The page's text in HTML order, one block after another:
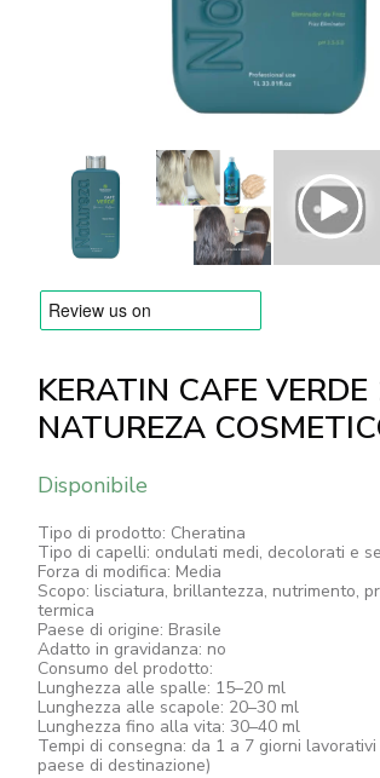
Consegna e Pagamento
Domande frequenti
Contatti
KERATIN CAFE
NATUREZA
Disponibile
Tipo di prodotto: Cheratina
Tipo di capelli: ondulati medi, decolorati e
Forza di modifica: Media
Scopo: lisciatura, brillantezza, nutrimento,
termica
Paese di origine: Brasile
Adatto in gravidanza: no
Consumo del prodotto:
Lunghezza alle spalle: 15–20 ml
Lunghezza alle scapole: 20–30 ml
Lunghezza fino alla vita: 30–40 ml
Tempi di consegna: da 1 a 7 giorni
paese di destinazione)